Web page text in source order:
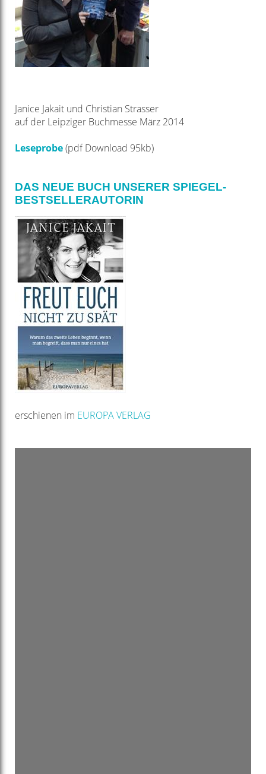
Janice Jakait und Christian Strasser
auf der Leipziger Buchmesse März 2014
Leseprobe(pdf Download 95kb)
DAS NEUE BUCH UNSERER SPIEGEL-
BESTSELLERAUTORIN
erschienen im EUROPA VERLAG